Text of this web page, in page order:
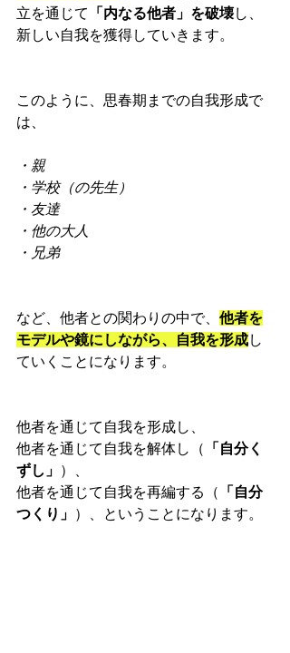
立を通じて
「内なる他者」を破壊し、
新しい自我を獲得していきます。
このように、思春期までの自我形成で
は、
・親
・学校（の先生）
・友達
・他の大人
・兄弟
など、他者との関わりの中で、 他者を
モデルや鏡にしながら、自我を形成し
ていくことになります。
他者を通じて自我を形成し、
他者を通じて自我を解体し（
「自分く
ずし」 ）、
他者を通じて自我を再編する（
「自分
つくり」 ）、ということになります。